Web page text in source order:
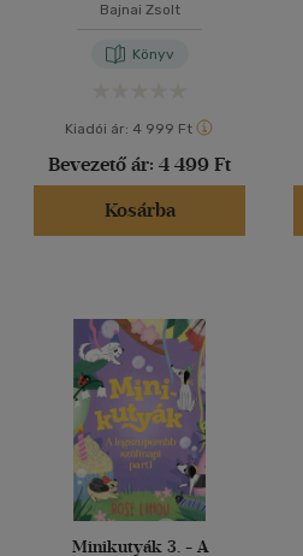
Bajnai Zsolt
Könyv
Kiadói ár: 4 999 Ft
Bevezető ár: 4 499 Ft
Kosárba
Minikutyák 3. - A